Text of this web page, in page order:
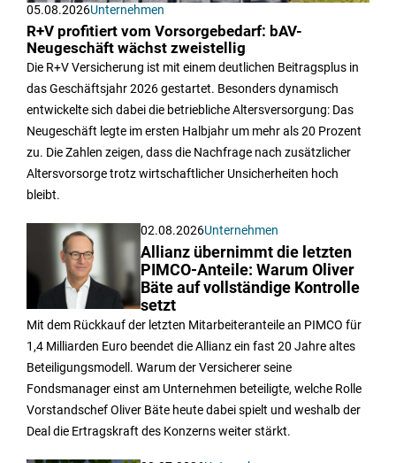
05.08.2026Unternehmen
R+V profitiert vom Vorsorgebedarf: bAV-
Neugeschäft wächst zweistellig
Die R+V Versicherung ist mit einem deutlichen Beitragsplus in
das Geschäftsjahr 2026 gestartet. Besonders dynamisch
entwickelte sich dabei die betriebliche Altersversorgung: Das
Neugeschäft legte im ersten Halbjahr um mehr als 20 Prozent
zu. Die Zahlen zeigen, dass die Nachfrage nach zusätzlicher
Altersvorsorge trotz wirtschaftlicher Unsicherheiten hoch
bleibt.
02.08.2026Unternehmen
Allianz übernimmt die letzten
PIMCO-Anteile: Warum Oliver
Bäte auf vollständige Kontrolle
setzt
Mit dem Rückkauf der letzten Mitarbeiteranteile an PIMCO für
1,4 Milliarden Euro beendet die Allianz ein fast 20 Jahre altes
Beteiligungsmodell. Warum der Versicherer seine
Fondsmanager einst am Unternehmen beteiligte, welche Rolle
Vorstandschef Oliver Bäte heute dabei spielt und weshalb der
Deal die Ertragskraft des Konzerns weiter stärkt.